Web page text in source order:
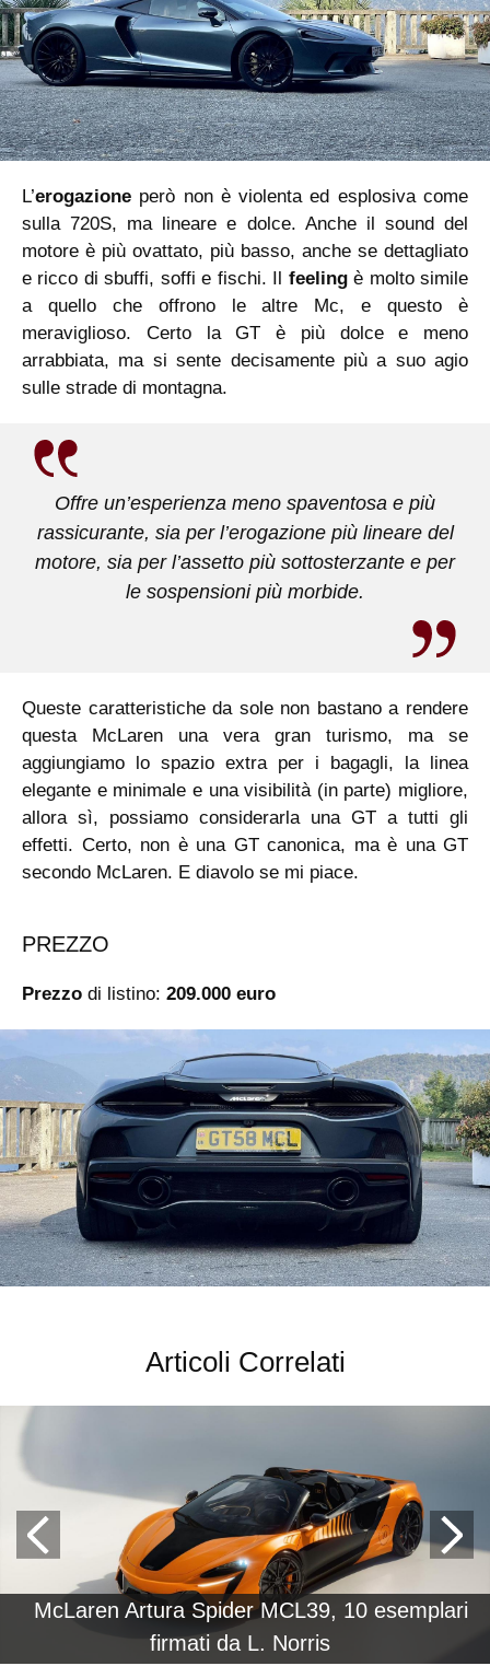
L’erogazione però non è violenta ed esplosiva come
sulla 720S, ma lineare e dolce. Anche il sound del
motore è più ovattato, più basso, anche se dettagliato
e ricco di sbuffi, soffi e fischi. Il feelingè molto simile
a quello che offrono le altre Mc, e questo è
meraviglioso. Certo la GT è più dolce e meno
arrabbiata, ma si sente decisamente più a suo agio
sulle strade di montagna.
Offre un’esperienza meno spaventosa e più
rassicurante, sia per l’erogazione più lineare del
motore, sia per l’assetto più sottosterzante e per
le sospensioni più morbide.
Queste caratteristiche da sole non bastano a rendere
questa McLaren una vera gran turismo, ma se
aggiungiamo lo spazio extra per i bagagli, la linea
elegante e minimale e una visibilità (in parte) migliore,
allora sì, possiamo considerarla una GT a tutti gli
effetti. Certo, non è una GT canonica, ma è una GT
secondo McLaren. E diavolo se mi piace.
PREZZO
Prezzo di listino: 209.000 euro
Articoli Correlati
McLaren Artura Spider MCL39, 10 esemplari
firmati da L. Norris